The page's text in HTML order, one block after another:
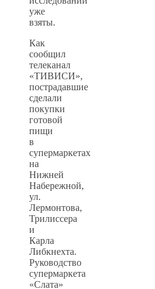
уже
взяты.
Как
сообщил
телеканал
«ТИВИСИ»,
пострадавшие
сделали
покупки
готовой
пищи
в
супермаркетах
на
Нижней
Набережной,
ул.
Лермонтова,
Трилиссера
и
Карла
Либкнехта.
Руководство
супермаркета
«Слата»